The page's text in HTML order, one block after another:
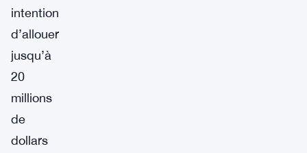
intention
d’allouer
jusqu’à
20
millions
de
dollars